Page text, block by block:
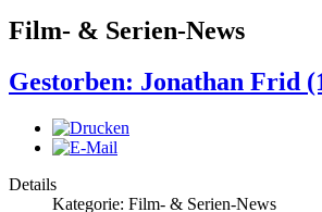
Film- & Serien-News
Gestorben: Jonathan Frid
Details
Kategorie: Film- & Serien-News